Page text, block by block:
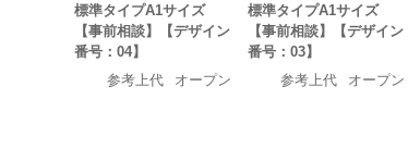
標準タイプA1サイズ
【事前相談】【デザイン
番号：04】
参考上代
オープン
標準タイプA1サイズ
【事前相談】【デザイン
番号：03】
参考上代
オープン